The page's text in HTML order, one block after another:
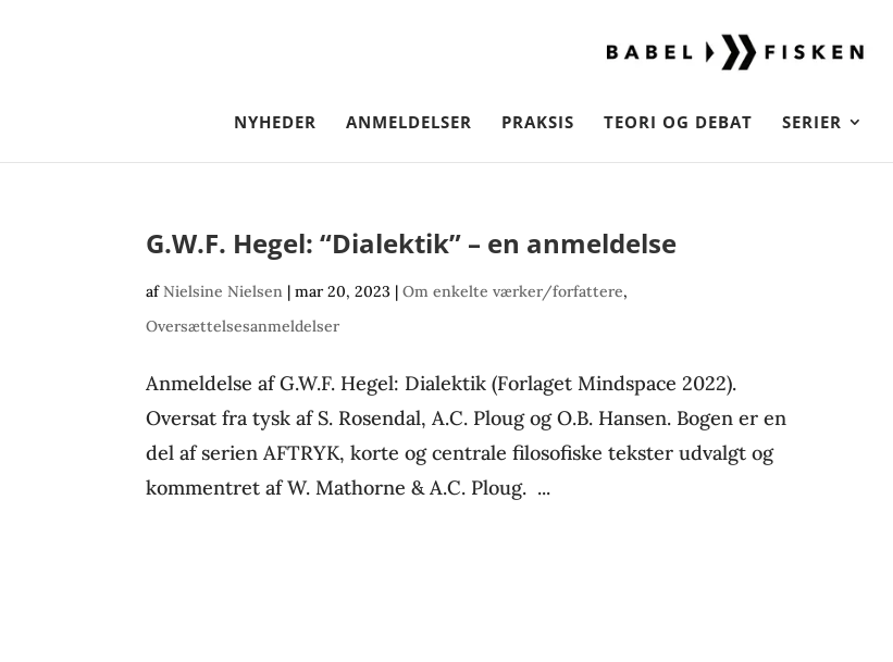
NYHEDER ANMELDELSER PRAKSIS TEORI OG DEBAT SERIER
G.W.F. Hegel: “Dialektik” – en anmeldelse
afNielsine Nielsen |mar 20, 2023 |Om enkelte værker/forfattere,
Oversættelsesanmeldelser
Anmeldelse af G.W.F. Hegel: Dialektik (Forlaget Mindspace 2022).
Oversat fra tysk af S. Rosendal, A.C. Ploug og O.B. Hansen. Bogen er en
del af serien AFTRYK, korte og centrale filosofiske tekster udvalgt og
kommentret af W. Mathorne & A.C. Ploug. ...